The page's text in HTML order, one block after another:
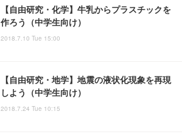
【自由研究・化学】牛乳からプラスチックを
作ろう（中学生向け）
2018.7.10 Tue 15:00
【自由研究・地学】地震の液状化現象を再現
しよう（中学生向け）
2018.7.24 Tue 10:15